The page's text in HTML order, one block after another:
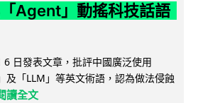
「Agent」動搖科技話語
日發表文章，批評中國廣泛使用
及「LLM」等英文術語，認為做法侵蝕
讀全文